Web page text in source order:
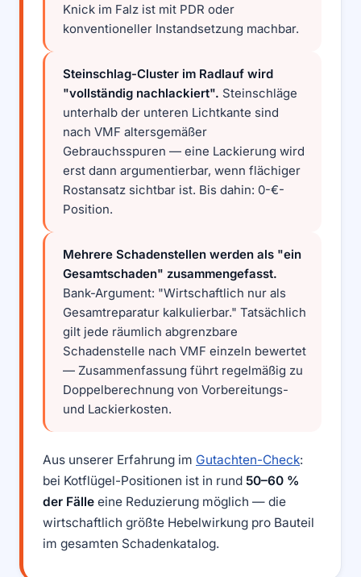
Knick im Falz ist mit PDR oder
konventioneller Instandsetzung machbar.
Steinschlag-Cluster im Radlauf wird
"vollständig nachlackiert". Steinschläge
unterhalb der unteren Lichtkante sind
nach VMF altersgemäßer
Gebrauchsspuren — eine Lackierung wird
erst dann argumentierbar, wenn flächiger
Rostansatz sichtbar ist. Bis dahin: 0-€-
Position.
Mehrere Schadenstellen werden als "ein
Gesamtschaden" zusammengefasst.
Bank-Argument: "Wirtschaftlich nur als
Gesamtreparatur kalkulierbar." Tatsächlich
gilt jede räumlich abgrenzbare
Schadenstelle nach VMF einzeln bewertet
— Zusammenfassung führt regelmäßig zu
Doppelberechnung von Vorbereitungs-
und Lackierkosten.
Aus unserer Erfahrung im Gutachten-Check:
bei Kotflügel-Positionen ist in rund 50–60 %
der Fälle eine Reduzierung möglich — die
wirtschaftlich größte Hebelwirkung pro Bauteil
im gesamten Schadenkatalog.